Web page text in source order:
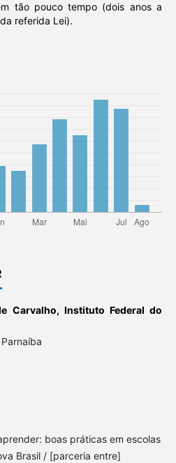
tão pouco tempo (dois anos a
referida Lei).
Carvalho, Instituto Federal do
boas práticas em escolas
Brasil / [parceria entre]